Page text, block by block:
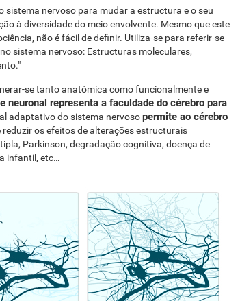
sistema nervoso para mudar a estructura e o seu
à diversidade do meio envolvente. Mesmo que este
não é fácil de definir. Utiliza-se para referir-se
sistema nervoso: Estructuras moleculares,
se tanto anatómica como funcionalmente e
neuronal representa a faculdade do cérebro para
adaptativo do sistema nervosopermite ao cérebro
reduzir os efeitos de alterações estructurais
Parkinson, degradação cognitiva, doença de
infantil, etc…